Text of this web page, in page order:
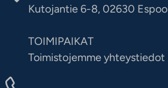
Kutojantie 6-8, 02630 Espoo
TOIMIPAIKAT
Toimistojemme yhteystiedot